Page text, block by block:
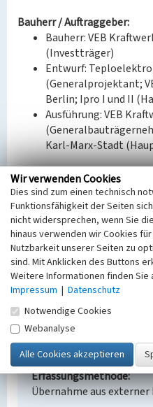
Bauherr / Auftraggeber:
Bauherr: VEB
(Investträger)
Entwurf:
(Generalprojektant;
Berlin; Ipro I und II
Ausführung: VEB
Karl-Marx-Stadt
BKM-Nummer:30100063
Garage und
Thierbach (ehem.)
Schlagwörter
Transformatorenhaus
Ort
Gestewitz
Fachsicht(en)
Denkmalpflege
Erfassungsmaßstab
Keine Angabe
Erfassungsmethode
Übernahme aus
Wir verwenden Cookies
Dies sind zum einen technisch
Funktionsfähigkeit der Seiten
nicht widersprechen, wenn Sie
hinaus verwenden wir Cookies
Nutzbarkeit unserer Seiten zu
sind. Mit Anklicken des Buttons
Weitere Informationen finden
Impressum | Datenschutz
Notwendige Cookies
Webanalyse